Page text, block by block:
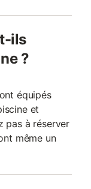
ils
?
équipés
et
pas à réserver
même un